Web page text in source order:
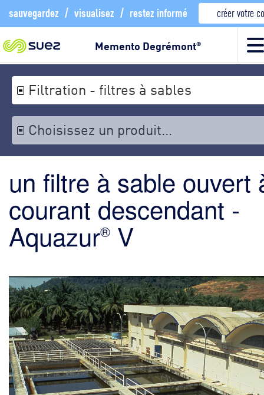
sauvegardez / visualisez / restez informé créer votre
Memento Degrémont®
Filtration - filtres à sables
Choisissez un produit...
un filtre à sable ouvert
courant descendant -
Aquazur® V